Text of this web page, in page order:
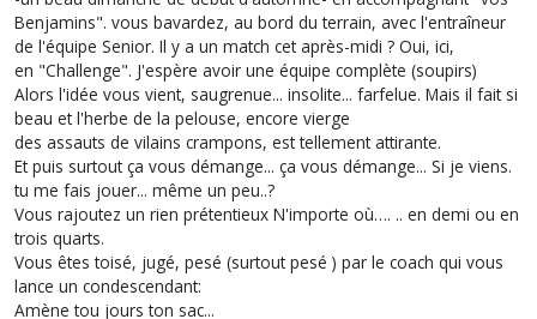
Benjamins". vous bavardez, au bord du terrain, avec l'entraîneur
de l'équipe Senior. Il y a un match cet après-midi ? Oui, ici,
en "Challenge". J'espère avoir une équipe complète (soupirs)
Alors l'idée vous vient, saugrenue... insolite... farfelue. Mais il fait si
beau et l'herbe de la pelouse, encore vierge
des assauts de vilains crampons, est tellement attirante.
Et puis surtout ça vous démange... ça vous démange... Si je viens.
tu me fais jouer... même un peu..?
Vous rajoutez un rien prétentieux N'importe où…. .. en demi ou en
trois quarts.
Vous êtes toisé, jugé, pesé (surtout pesé ) par le coach qui vous
lance un condescendant:
Amène tou jours ton sac...